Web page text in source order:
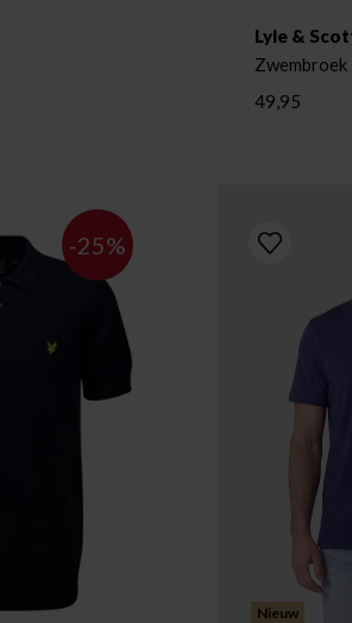
Lyle &
Zwembroek
49,95
-25%
Nieuw